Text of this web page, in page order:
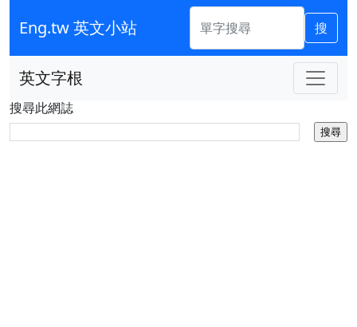
Eng.tw 英文小站 搜
英文字根
搜尋此網誌